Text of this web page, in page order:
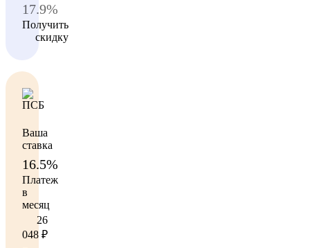
17.9%
Получить
скидку
Ваша
ставка
16.5%
Платеж
в
месяц
26
048 ₽